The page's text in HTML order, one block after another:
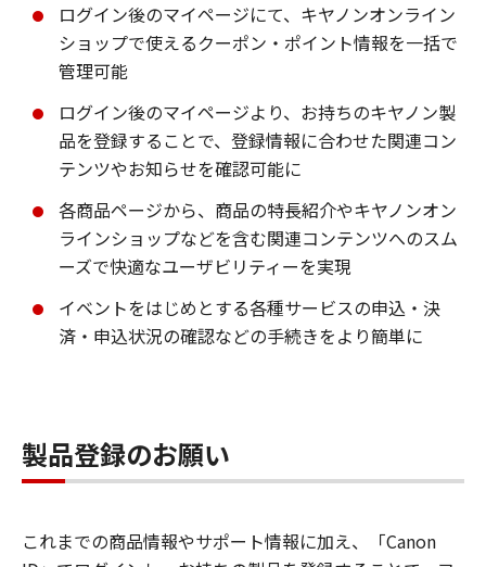
ログイン後のマイページにて、キヤノンオンライン
ショップで使えるクーポン・ポイント情報を一括で
管理可能
ログイン後のマイページより、お持ちのキヤノン製
品を登録することで、登録情報に合わせた関連コン
テンツやお知らせを確認可能に
各商品ページから、商品の特長紹介やキヤノンオン
ラインショップなどを含む関連コンテンツへのスム
ーズで快適なユーザビリティーを実現
イベントをはじめとする各種サービスの申込・決
済・申込状況の確認などの手続きをより簡単に
製品登録のお願い
これまでの商品情報やサポート情報に加え、「Canon